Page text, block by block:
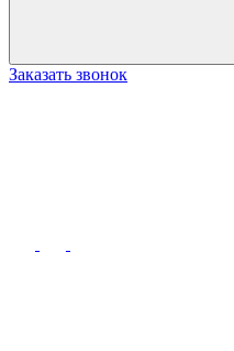
Заказать звонок